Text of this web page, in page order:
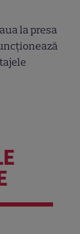
la presa